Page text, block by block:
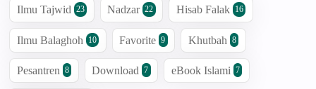
Ilmu Tajwid 23 Nadzar 22 Hisab Falak 16
Ilmu Balaghoh 10 Favorite 9 Khutbah 8
Pesantren 8 Download 7 eBook Islami 7